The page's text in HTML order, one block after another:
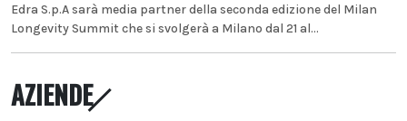
Edra S.p.A sarà media partner della seconda edizione del Milan
Longevity Summit che si svolgerà a Milano dal 21 al...
AZIENDE